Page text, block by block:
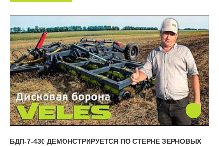
БДП-7-430 ДЕМОНСТРИРУЕТСЯ ПО СТЕРНЕ ЗЕРНОВЫХ